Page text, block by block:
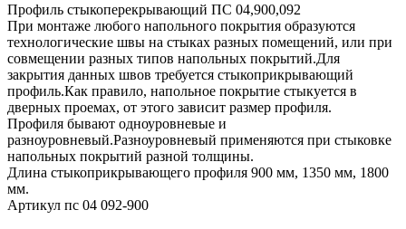
Профиль стыкоперекрывающий ПС 04,900,092
При монтаже любого напольного покрытия образуются
технологические швы на стыках разных помещений, или при
совмещении разных типов напольных покрытий.Для
закрытия данных швов требуется стыкоприкрывающий
профиль.Как правило, напольное покрытие стыкуется в
дверных проемах, от этого зависит размер профиля.
Профиля бывают одноуровневые и
разноуровневый.Разноуровневый применяются при стыковке
напольных покрытий разной толщины.
Длина стыкоприкрывающего профиля 900 мм, 1350 мм, 1800
мм.
Артикул пс 04 092-900